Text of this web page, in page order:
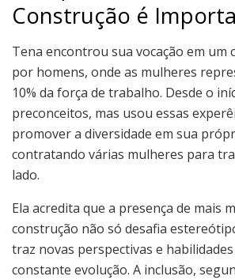
Construção é
Tena encontrou sua vocação em um
por homens, onde as mulheres
10% da força de trabalho. Desde o
preconceitos, mas usou essas
promover a diversidade em sua
contratando várias mulheres para
lado.
Ela acredita que a presença de mais
construção não só desafia
traz novas perspectivas e
constante evolução. A inclusão,